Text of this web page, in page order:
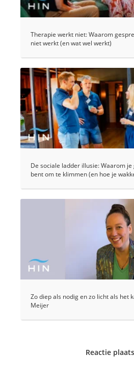
Therapie werkt niet: Waarom
niet werkt (en wat wel werkt)
De sociale ladder illusie: Waarom
bent om te klimmen (en hoe je
Zo diep als nodig en zo licht als het
Meijer
Reactie